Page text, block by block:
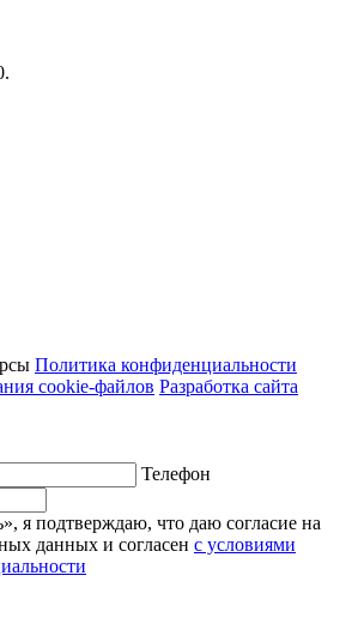
Политика конфиденциальности
cookie-файлов Разработка сайта
Телефон
я подтверждаю, что даю согласие на
данных и согласен с условиями